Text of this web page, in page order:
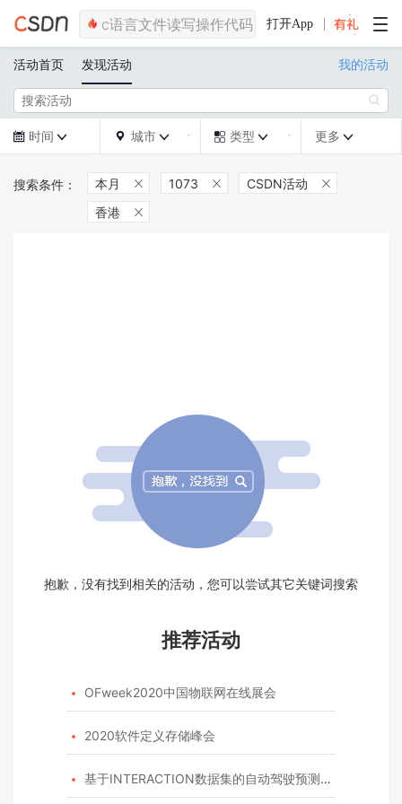
打开App
活动首页 发现活动 我的活动

 时间   城市   类型  更多 
本月  1073  CSDN活动 
香港 
抱歉，没有找到相关的活动，您可以尝试其它关键词搜索
推荐活动
 OFweek2020中国物联网在线展会
 2020软件定义存储峰会
 基于INTERACTION数据集的自动驾驶预测模型挑战赛